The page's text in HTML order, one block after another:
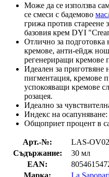
Може да се използва
се смеси с бадемово
грижа против стареене
базовия крем DYI
Отлично за
кремове, анти-ейдж
регенериращи кремове
Идеален за приготвяне
пигментация, кремове
успокояващи кремове
розацея.
Идеално за
Индекс на
Общоприет процент в
Арт.-№:
LAS-
Съдържание:
30 мл
EAN:
Марка:
La